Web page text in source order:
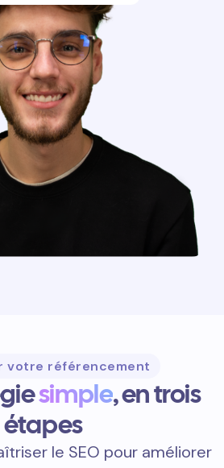
votre référencement
simple, en trois
étapes
le SEO pour améliorer